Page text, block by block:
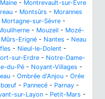
- Montrevault-sur-Èvre
- Montsûrs - Morannes
Mortagne-sur-Sèvre -
- Mouzeil - Mozé-
Mûrs-Erigné - Nantes - Neau
- Nieul-le-Dolent -
sur-Erdre - Notre-Dame-
du-Pé - Noyant-Villages -
- Ombrée d'Anjou - Orée
- Pannecé - Parnay -
sur-Layon - Petit-Mars -